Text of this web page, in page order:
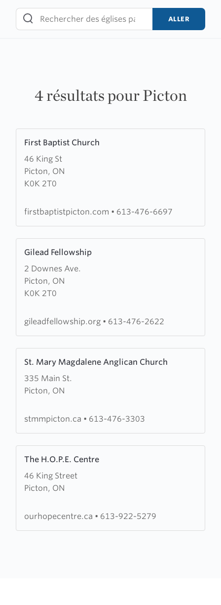
content
ALLER
4 résultats pour Picton
First Baptist Church
46 King St
Picton, ON
K0K 2T0
more
about
First
Baptist
firstbaptistpicton.com • 613-476-6697
Gilead Fellowship
2 Downes Ave.
Picton, ON
K0K 2T0
more
about
Gilead
Fellowship
gileadfellowship.org • 613-476-2622
St. Mary Magdalene Anglican Church
335 Main St.
Picton, ON
more
about
St.
Magdalene
stmmpicton.ca • 613-476-3303
The H.O.P.E. Centre
46 King Street
Picton, ON
more
about
The
Centre
ourhopecentre.ca • 613-922-5279